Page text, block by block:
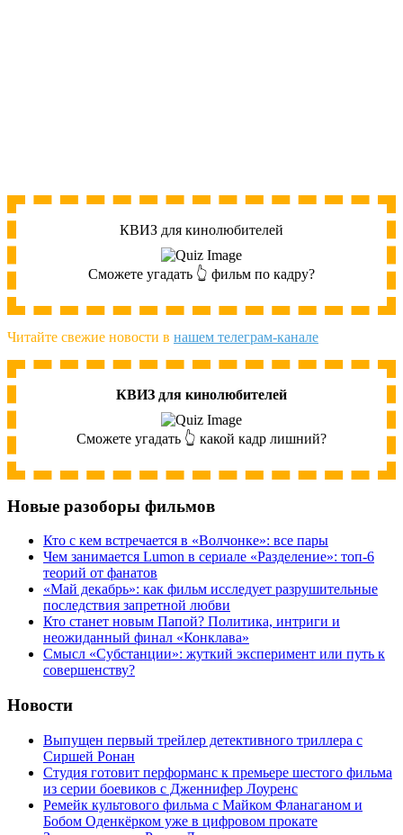
КВИЗ для кинолюбителей
Сможете угадать 👆 фильм по кадру?
Читайте свежие новости в нашем телеграм-канале
КВИЗ для кинолюбителей
Сможете угадать 👆 какой кадр лишний?
Новые разоборы фильмов
Кто с кем встречается в «Волчонке»: все пары
Чем занимается Lumon в сериале «Разделение»: топ-6
теорий от фанатов
«Май декабрь»: как фильм исследует разрушительные
последствия запретной любви
Кто станет новым Папой? Политика, интриги и
неожиданный финал «Конклава»
Cмысл «Субстанции»: жуткий эксперимент или путь к
совершенству?
Новости
Выпущен первый трейлер детективного триллера с
Сиршей Ронан
Студия готовит перформанс к премьере шестого фильма
из серии боевиков с Дженнифер Лоуренс
Ремейк культового фильма с Майком Фланаганом и
Бобом Оденкёрком уже в цифровом прокате